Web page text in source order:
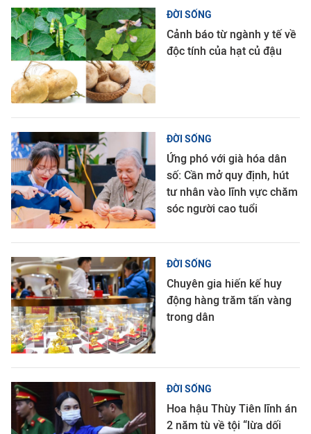
ĐỜI SỐNG
Cảnh báo từ ngành y tế về
độc tính của hạt củ đậu
ĐỜI SỐNG
Ứng phó với già hóa dân
số: Cần mở quy định, hút
tư nhân vào lĩnh vực chăm
sóc người cao tuổi
ĐỜI SỐNG
Chuyên gia hiến kế huy
động hàng trăm tấn vàng
trong dân
ĐỜI SỐNG
Hoa hậu Thùy Tiên lĩnh án
2 năm tù về tội “lừa dối